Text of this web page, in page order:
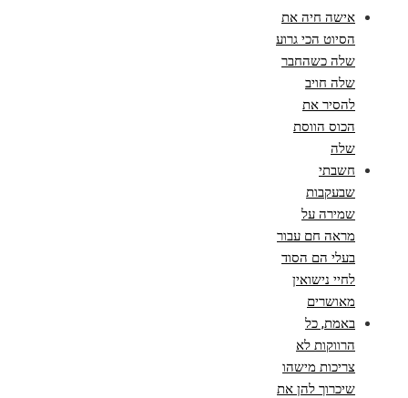
אישה חיה את
הסיוט הכי גרוע
שלה כשהחבר
שלה חויב
להסיר את
הכוס הווסת
שלה
חשבתי
שבעקבות
שמירה על
מראה חם עבור
בעלי הם הסוד
לחיי נישואין
מאושרים
באמת, כל
הרווקות לא
צריכות מישהו
שיכרוך להן את